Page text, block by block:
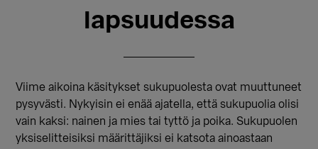
lapsuudessa
Viime aikoina käsitykset sukupuolesta ovat muuttuneet
pysyvästi. Nykyisin ei enää ajatella, että sukupuolia olisi
vain kaksi: nainen ja mies tai tyttö ja poika. Sukupuolen
yksiselitteisiksi määrittäjiksi ei katsota ainoastaan